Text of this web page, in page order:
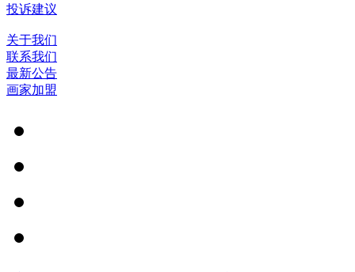
投诉建议
关于我们
联系我们
最新公告
画家加盟